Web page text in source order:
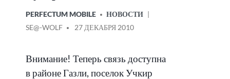
ОПУБЛИКОВАНО
В
PERFECTUM MOBILE
НОВОСТИ
СООБЩЕНИЕ
SE@-WOLF 27 ДЕКАБРЯ 2010
Внимание! Теперь связь доступна
в районе Газли, поселок Учкир